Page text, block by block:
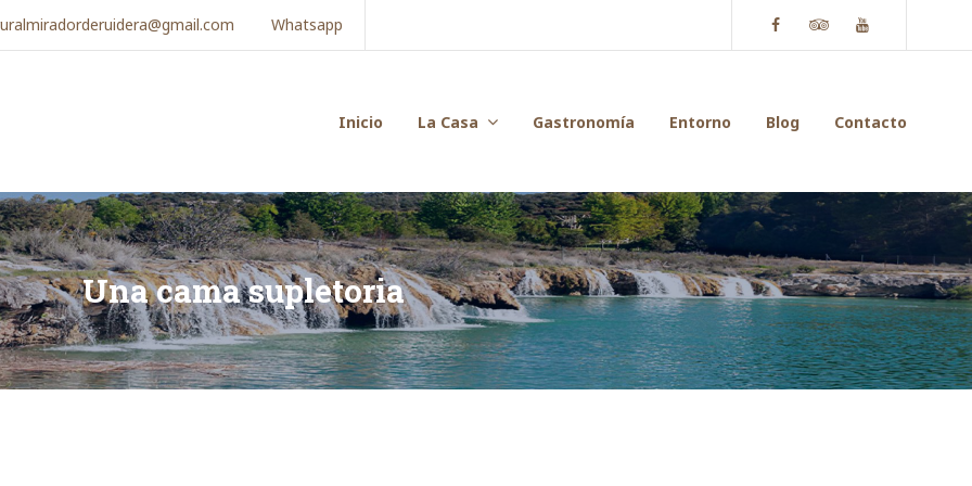
Whatsapp FacebookTripadvisor
Inicio La Casa Gastronomía Entorno Blog Contacto
Una cama supletoria